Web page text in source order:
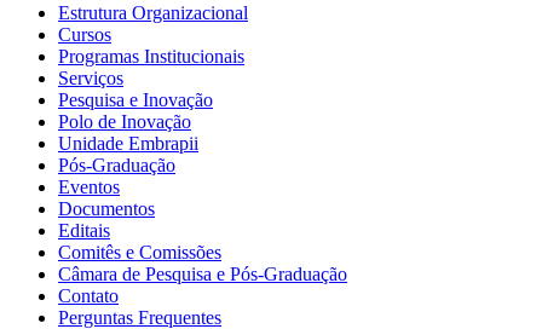
Estrutura Organizacional
Cursos
Programas Institucionais
Serviços
Pesquisa e Inovação
Polo de Inovação
Unidade Embrapii
Pós-Graduação
Eventos
Documentos
Editais
Comitês e Comissões
Câmara de Pesquisa e Pós-Graduação
Contato
Perguntas Frequentes